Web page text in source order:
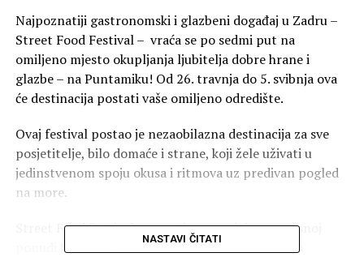
Najpoznatiji gastronomski i glazbeni događaj u Zadru –
Street Food Festival – vraća se po sedmi put na
omiljeno mjesto okupljanja ljubitelja dobre hrane i
glazbe – na Puntamiku! Od 26. travnja do 5. svibnja ova
će destinacija postati vaše omiljeno odredište.
Ovaj festival postao je nezaobilazna destinacija za sve
posjetitelje, bilo domaće i strane, koji žele uživati u
jedinstvenom spoju okusa i ritmova uz predivan pogled
na more.
Street Food Festival poznat je po svojoj raznovrsnoj
ponudi hrane koja seže od tradicionalnih lokalnih
NASTAVI ČITATI